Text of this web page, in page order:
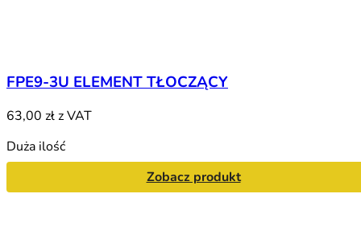
FPE9-3U ELEMENT TŁOCZĄCY
63,00 złz VAT
Duża ilość
Zobacz produkt